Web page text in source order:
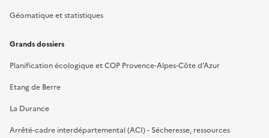
Géomatique et statistiques
Grands dossiers
Planification écologique et COP Provence-Alpes-Côte d’Azur
Etang de Berre
La Durance
Arrêté-cadre interdépartemental (ACI) - Sécheresse, ressources